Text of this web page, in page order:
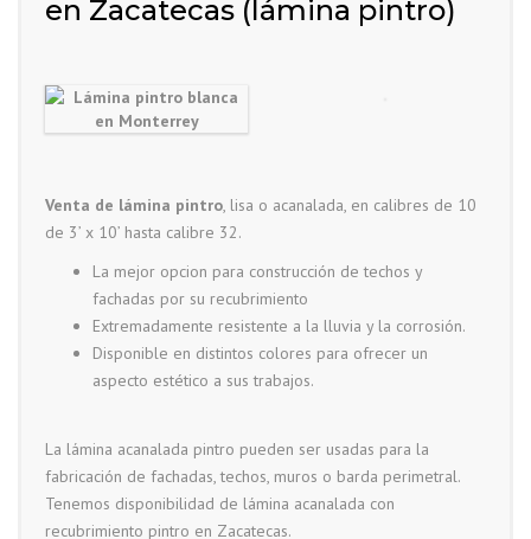
en Zacatecas (lámina pintro)
Venta de lámina pintro, lisa o acanalada, en calibres de 10
de 3’ x 10’ hasta calibre 32.
La mejor opcion para construcción de techos y
fachadas por su recubrimiento
Extremadamente resistente a la lluvia y la corrosión.
Disponible en distintos colores para ofrecer un
aspecto estético a sus trabajos.
La lámina acanalada pintro pueden ser usadas para la
fabricación de fachadas, techos, muros o barda perimetral.
Tenemos disponibilidad de lámina acanalada con
recubrimiento pintro en Zacatecas.